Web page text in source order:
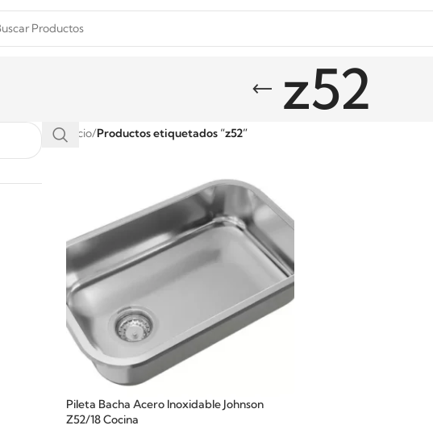
z52
Inicio/Productos etiquetados “z52”
Pileta Bacha Acero Inoxidable Johnson
Z52/18 Cocina